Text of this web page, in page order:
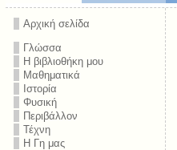
Αρχική σελίδα
Γλώσσα
Η βιβλιοθήκη μου
Μαθηματικά
Ιστορία
Φυσική
Περιβάλλον
Τέχνη
Η Γη μας